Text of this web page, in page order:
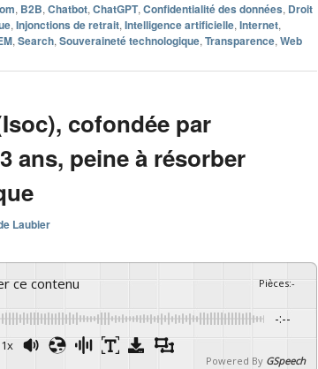
, B2B,Chatbot,ChatGPT,Confidentialité des données, Droit
,Injonctions de retrait,Intelligence artificielle,Internet,
,Search,Souveraineté technologique,Transparence,Web
cofondée par
ans, peine à résorber
Laubier
ce contenu Pièces:-
-:--
1x
Powered By GSpeech